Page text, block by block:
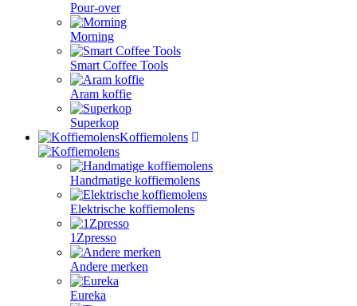
Pour-over
Morning
Smart Coffee Tools
Aram koffie
Superkop
Koffiemolens
Handmatige koffiemolens
Elektrische koffiemolens
1Zpresso
Andere merken
Eureka